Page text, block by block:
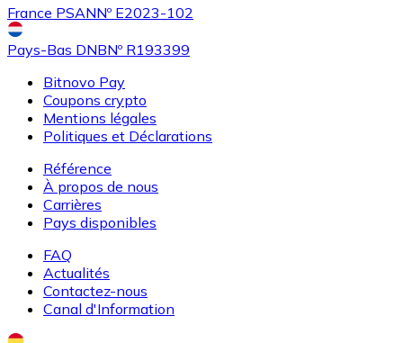
France PSANNº E2023-102
Pays-Bas DNBNº R193399
Bitnovo Pay
Coupons crypto
Mentions légales
Politiques et Déclarations
Référence
À propos de nous
Carrières
Pays disponibles
FAQ
Actualités
Contactez-nous
Canal d'Information